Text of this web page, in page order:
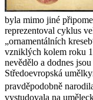
byla mimo jiné
reprezentoval cyklus
„ornamentálních
vzniklých kolem roku
nevědělo a dodnes
Středoevropská
pravděpodobně
vystudovala na